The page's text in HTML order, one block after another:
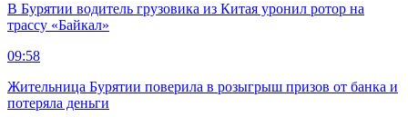
В Бурятии водитель грузовика из Китая уронил ротор на
трассу «Байкал»
09:58
Жительница Бурятии поверила в розыгрыш призов от банка и
потеряла деньги